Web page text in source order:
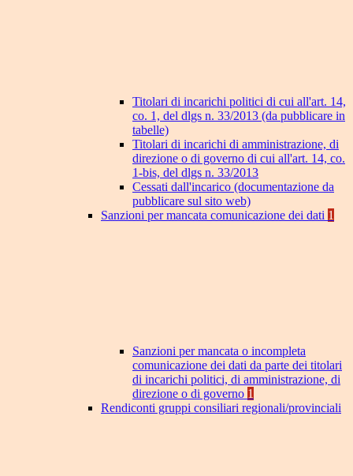
Titolari di incarichi politici di cui all'art. 14,
co. 1, del dlgs n. 33/2013 (da pubblicare in
tabelle)
Titolari di incarichi di amministrazione, di
direzione o di governo di cui all'art. 14, co.
1-bis, del dlgs n. 33/2013
Cessati dall'incarico (documentazione da
pubblicare sul sito web)
Sanzioni per mancata comunicazione dei dati 1
Sanzioni per mancata o incompleta
comunicazione dei dati da parte dei titolari
di incarichi politici, di amministrazione, di
direzione o di governo 1
Rendiconti gruppi consiliari regionali/provinciali